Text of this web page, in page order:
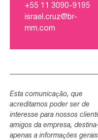
+55 11 3090-9195
israel.cruz@br-
mm.com
Esta comunicação, que
acreditamos poder ser de
interesse para nossos
amigos da empresa,
apenas a informações